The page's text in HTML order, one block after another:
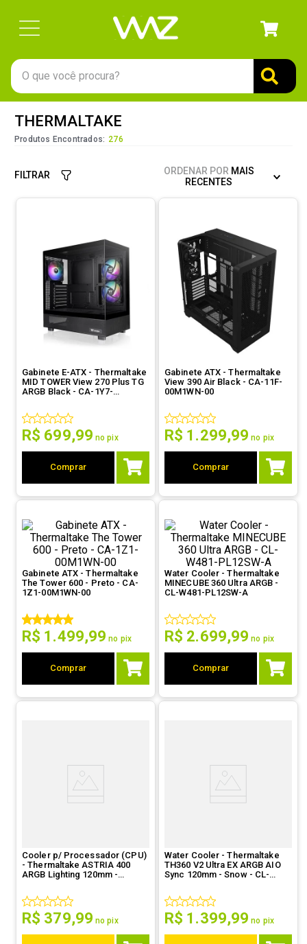
O que você procura?
THERMALTAKE
Produtos Encontrados: 276
FILTRAR ORDENAR POR MAIS
RECENTES
Gabinete E-ATX - Thermaltake
MID TOWER View 270 Plus TG
ARGB Black - CA-1Y7-
R$ 699,99 no pix
Comprar
Gabinete ATX - Thermaltake
View 390 Air Black - CA-11F-
00M1WN-00
R$ 1 .299,99 no pix
Comprar
Gabinete ATX - Thermaltake
The Tower 600 - Preto - CA-
1Z1-00M1WN-00
R$ 1 .499,99 no pix
Comprar
Water Cooler - Thermaltake
MINECUBE 360 Ultra ARGB -
CL-W481-PL12SW-A
R$ 2.699,99 no pix
Comprar
Cooler p/ Processador (CPU)
- Thermaltake ASTRIA 400
ARGB Lighting 120mm -
R$ 379,99 no pix
Water Cooler - Thermaltake
TH360 V2 Ultra EX ARGB AIO
Sync 120mm - Snow - CL-
R$ 1 .399,99 no pix
ssd
4º
teclado
mouse
jonsbo
controle